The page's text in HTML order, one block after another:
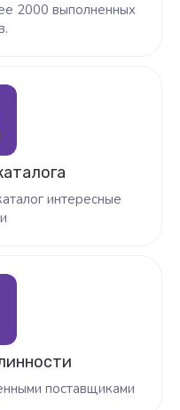
2000 выполненных
интересные
поставщиками